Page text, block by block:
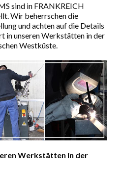
sind in FRANKREICH
Wir beherrschen die
und achten auf die Details
in unseren Werkstätten in der
Westküste.
Werkstätten in der